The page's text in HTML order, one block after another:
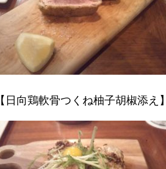
【日向鶏軟骨つくね柚子胡椒添え